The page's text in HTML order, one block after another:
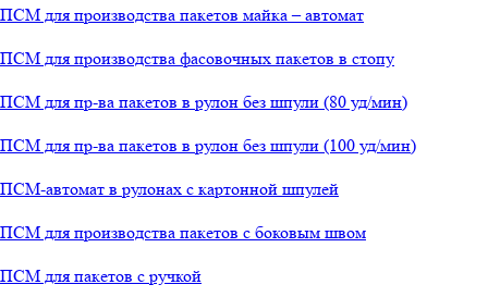
ПСМ для производства пакетов майка – автомат
ПСМ для производства фасовочных пакетов в стопу
ПСМ для пр-ва пакетов в рулон без шпули (80 уд/мин)
ПСМ для пр-ва пакетов в рулон без шпули (100 уд/мин)
ПСМ-автомат в рулонах с картонной шпулей
ПСМ для производства пакетов с боковым швом
ПСМ для пакетов с ручкой